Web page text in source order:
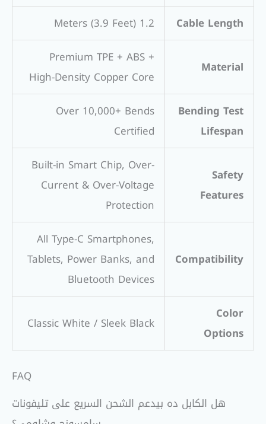
Cable Length
1.2 Meters (3.9 Feet)
Material
Premium TPE + ABS +
High-Density Copper Core
Bending Test
Lifespan
Over 10,000+ Bends
Certified
Safety
Features
Built-in Smart Chip, Over-
Current & Over-Voltage
Protection
Compatibility
All Type-C Smartphones,
Tablets, Power Banks, and
Bluetooth Devices
Color
Options
Classic White / Sleek Black
FAQ
هل الكابل ده بيدعم الشحن السريع على تليفونات